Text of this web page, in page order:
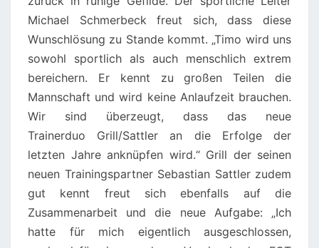
Michael Schmerbeck freut sich, dass diese
Wunschlösung zu Stande kommt. „Timo wird uns
sowohl sportlich als auch menschlich extrem
bereichern. Er kennt zu großen Teilen die
Mannschaft und wird keine Anlaufzeit brauchen.
Wir sind überzeugt, dass das neue
Trainerduo Grill/Sattler an die Erfolge der
letzten Jahre anknüpfen wird.“ Grill der seinen
neuen Trainingspartner Sebastian Sattler zudem
gut kennt freut sich ebenfalls auf die
Zusammenarbeit und die neue Aufgabe: „Ich
hatte für mich eigentlich ausgeschlossen,